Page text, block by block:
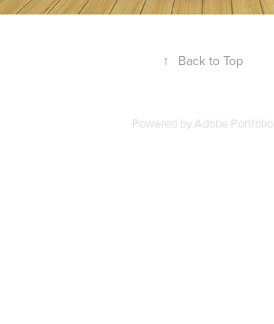
↑ Back to Top
Powered byAdobe Portfolio